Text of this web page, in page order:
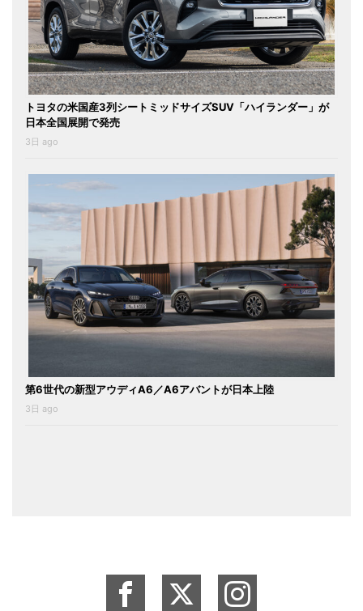
トヨタの米国産3列シートミッドサイズSUV「ハイランダー」が
日本全国展開で発売
3日 ago
第6世代の新型アウディA6／A6アバントが日本上陸
3日 ago